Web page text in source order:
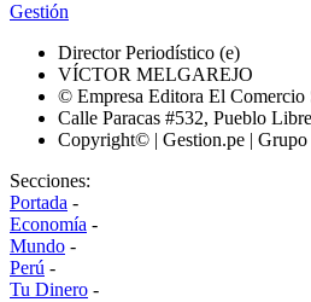
Gestión
Director Periodístico (e)
VÍCTOR MELGAREJO
© Empresa Editora El Comercio
Calle Paracas #532, Pueblo
Copyright© | Gestion.pe | Grupo
Secciones:
Portada -
Economía -
Mundo -
Perú -
Tu Dinero -